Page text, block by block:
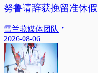
努鲁请辞获挽留准休
雪兰莪媒体团队
2026-08-06